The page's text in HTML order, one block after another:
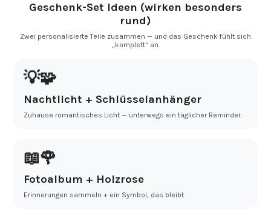
Geschenk-Set Ideen (wirken besonders
rund)
Zwei personalisierte Teile zusammen — und das Geschenk fühlt sich
„komplett“ an.
💡🧩
Nachtlicht + Schlüsselanhänger
Zuhause romantisches Licht — unterwegs ein täglicher Reminder.
📖🌹
Fotoalbum + Holzrose
Erinnerungen sammeln + ein Symbol, das bleibt.